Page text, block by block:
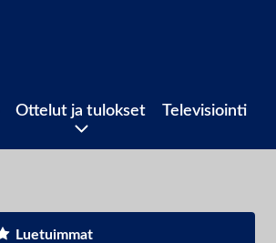
Ottelut ja tulokset Televisiointi
Luetuimmat